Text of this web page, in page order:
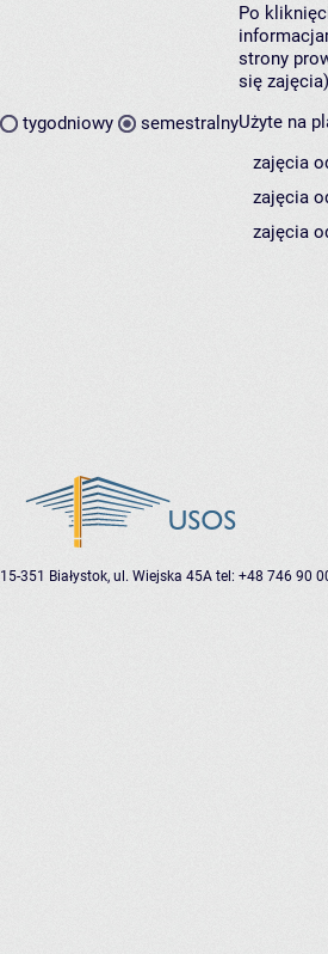
tygodniowy semestralny
Po
strony
się
Użyte na
zajęcia
zajęcia
zajęcia
15-351 Białystok, ul. Wiejska 45A tel: +48 746 90